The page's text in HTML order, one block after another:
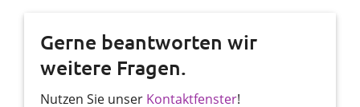
Gerne beantworten wir
weitere Fragen.
Nutzen Sie unser Kontaktfenster!